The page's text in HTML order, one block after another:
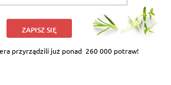
ZAPISZ SIĘ
przyrządzili już ponad 260 000 potraw!